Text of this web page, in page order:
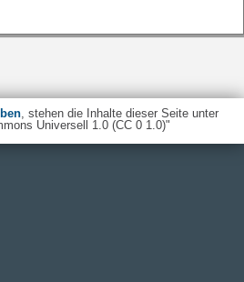
, stehen die Inhalte dieser Seite unter